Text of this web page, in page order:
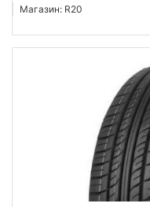
Магазин: R20